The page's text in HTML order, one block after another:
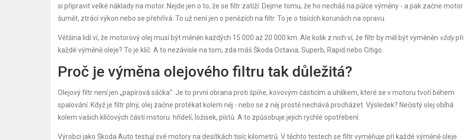
si připravit velké náklady na motor. Nejde jen o to, že se filtr zatíží. Dejme tomu, že ho necháš na půlce výměny - a pak začne motor
šumět, ztrácí výkon nebo se přehřívá. To už není jen o penězích na filtr. To je o tisících korunách na opravu.
Většina lidí ví, že motorový olej musí být měněn každých 15 000 až 20 000 km. Ale kolik z nich ví, že filtr by měl být vyměněn vždypři
každé výměně oleje? To je klíč. A to nezávisle na tom, zda máš Škoda Octavia, Superb, Rapid nebo Citigo.
Proč je výměna olejového filtru tak důležitá?
Olejový filtr není jen „papírová sáčka“. Je to první obrana proti špíňe, kovovým částicím a uhlíkem, které se v motoru tvoří během
spalování. Když je filtr plný, olej začne protékat kolem něj - nebo se z něj prostě nechává procházet. Výsledek? Nečistý olej obíhá
kolem vašich klíčových částí motoru: hřídelí, ložisek, pístů. A to způsobuje jejich rychlé opotřebení.
Výrobci jako Škoda Auto testují své motory na desítkách tisíc kilometrů. V těchto testech se filtr vyměňuje při každé výměně oleje.